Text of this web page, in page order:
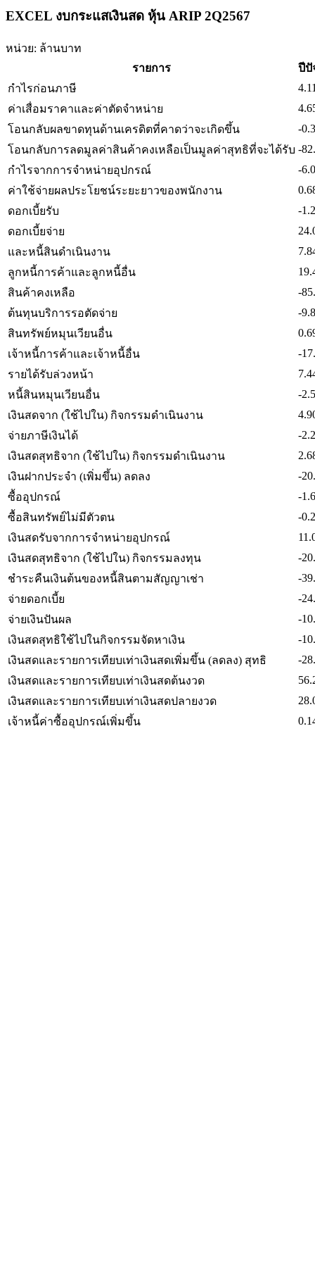
EXCEL งบกระแสเงินสด หุ้น ARIP 2Q2567
หน่วย: ล้านบาท
รายการ
ปีปั
กำไรก่อนภาษี
ค่าเสื่อมราคาและค่าตัดจำหน่าย
โอนกลับผลขาดทุนด้านเครดิตที่คาดว่าจะเกิดขึ้น
-
โอนกลับการลดมูลค่าสินค้าคงเหลือเป็นมูลค่าสุทธิที่จะได้รับ -
กำไรจากการจำหน่ายอุปกรณ์
-
ค่าใช้จ่ายผลประโยชน์ระยะยาวของพนักงาน
ดอกเบี้ยรับ
-
ดอกเบี้ยจ่าย
และหนี้สินดำเนินงาน
ลูกหนี้การค้าและลูกหนี้อื่น
สินค้าคงเหลือ
-
ต้นทุนบริการรอตัดจ่าย
-
สินทรัพย์หมุนเวียนอื่น
เจ้าหนี้การค้าและเจ้าหนี้อื่น
-
รายได้รับล่วงหน้า
หนี้สินหมุนเวียนอื่น
-
เงินสดจาก (ใช้ไปใน) กิจกรรมดำเนินงาน
จ่ายภาษีเงินได้
-
เงินสดสุทธิจาก (ใช้ไปใน) กิจกรรมดำเนินงาน
เงินฝากประจำ (เพิ่มขึ้น) ลดลง
-
ซื้ออุปกรณ์
-
ซื้อสินทรัพย์ไม่มีตัวตน
-
เงินสดรับจากการจำหน่ายอุปกรณ์
เงินสดสุทธิจาก (ใช้ไปใน) กิจกรรมลงทุน
-
ชำระคืนเงินต้นของหนี้สินตามสัญญาเช่า
-
จ่ายดอกเบี้ย
-
จ่ายเงินปันผล
-
เงินสดสุทธิใช้ไปในกิจกรรมจัดหาเงิน
-
เงินสดและรายการเทียบเท่าเงินสดเพิ่มขึ้น (ลดลง) สุทธิ
-
เงินสดและรายการเทียบเท่าเงินสดต้นงวด
เงินสดและรายการเทียบเท่าเงินสดปลายงวด
เจ้าหนี้ค่าซื้ออุปกรณ์เพิ่มขึ้น